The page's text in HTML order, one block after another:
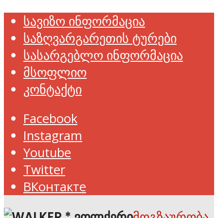
სავიზო ინფორმაცია
საზღვარგარეთის ტურები
სასარგებლო ინფორმაცია
მსოფლიო
კონტაქტი
Facebook
Instagram
Youtube
Twitter
ВКонтакте